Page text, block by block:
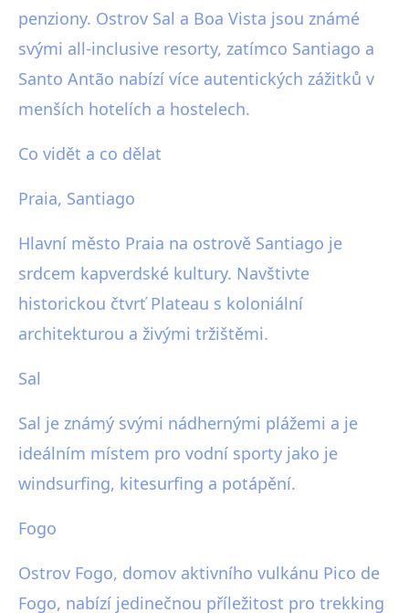
penziony. Ostrov Sal a Boa Vista jsou známé
svými all-inclusive resorty, zatímco Santiago a
Santo Antão nabízí více autentických zážitků v
menších hotelích a hostelech.
Co vidět a co dělat
Praia, Santiago
Hlavní město Praia na ostrově Santiago je
srdcem kapverdské kultury. Navštivte
historickou čtvrť Plateau s koloniální
architekturou a živými tržištěmi.
Sal
Sal je známý svými nádhernými plážemi a je
ideálním místem pro vodní sporty jako je
windsurfing, kitesurfing a potápění.
Fogo
Ostrov Fogo, domov aktivního vulkánu Pico de
Fogo, nabízí jedinečnou příležitost pro trekking